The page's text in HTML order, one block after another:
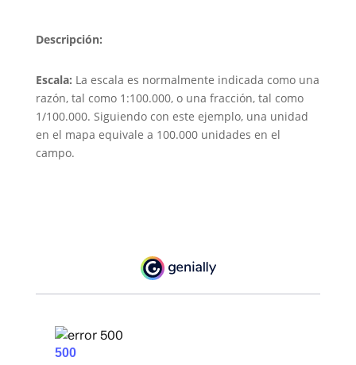
Descripción:
Escala: La escala es normalmente indicada como una
razón, tal como 1:100.000, o una fracción, tal como
1/100.000. Siguiendo con este ejemplo, una unidad
en el mapa equivale a 100.000 unidades en el
campo.